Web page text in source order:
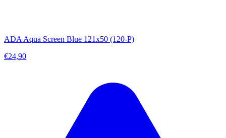
ADA Aqua Screen Blue 121x50 (120-P)
€24,90